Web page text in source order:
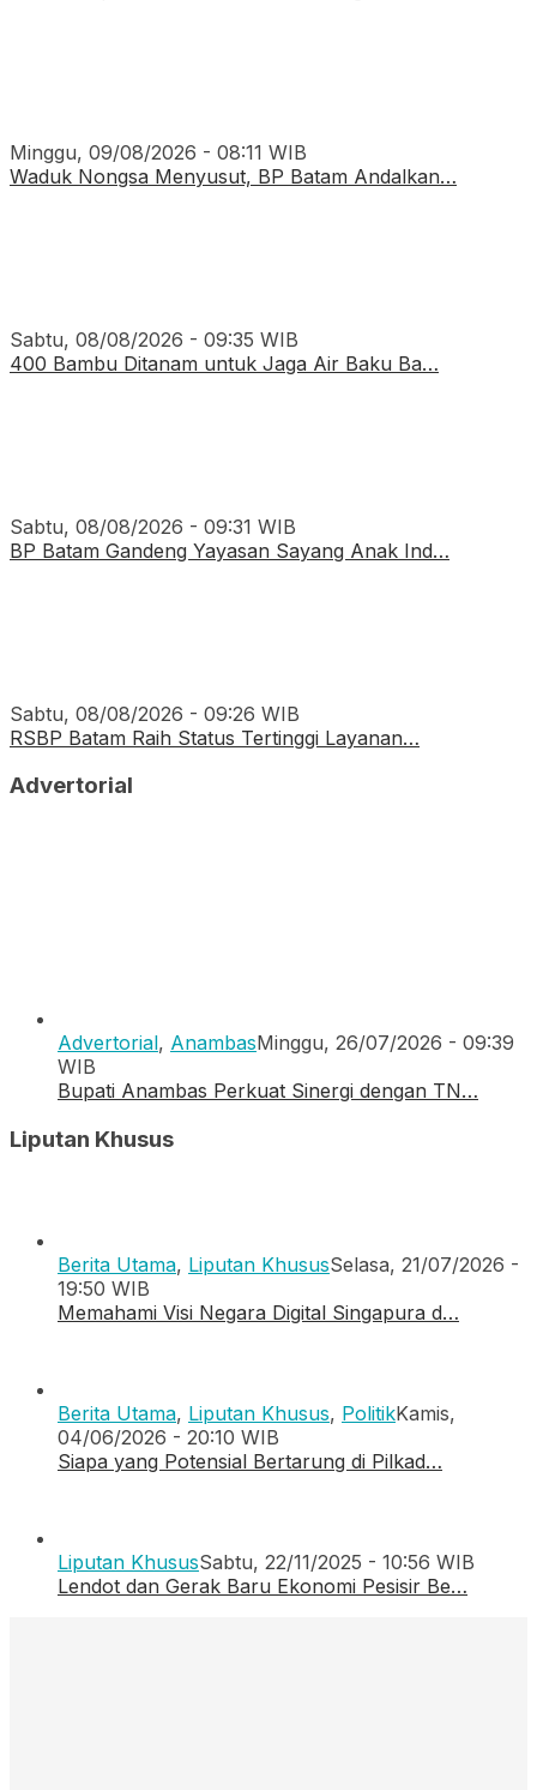
Minggu, 09/08/2026 - 08:11 WIB
Waduk Nongsa Menyusut, BP Batam Andalkan…
Sabtu, 08/08/2026 - 09:35 WIB
400 Bambu Ditanam untuk Jaga Air Baku Ba…
Sabtu, 08/08/2026 - 09:31 WIB
BP Batam Gandeng Yayasan Sayang Anak Ind…
Sabtu, 08/08/2026 - 09:26 WIB
RSBP Batam Raih Status Tertinggi Layanan…
Advertorial
Advertorial, AnambasMinggu, 26/07/2026 - 09:39
WIB
Bupati Anambas Perkuat Sinergi dengan TN…
Liputan Khusus
Berita Utama, Liputan KhususSelasa, 21/07/2026 -
19:50 WIB
Memahami Visi Negara Digital Singapura d…
Berita Utama, Liputan Khusus, PolitikKamis,
04/06/2026 - 20:10 WIB
Siapa yang Potensial Bertarung di Pilkad…
Liputan KhususSabtu, 22/11/2025 - 10:56 WIB
Lendot dan Gerak Baru Ekonomi Pesisir Be…